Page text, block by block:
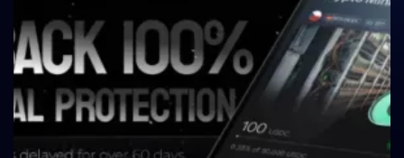
Crypto P2P Lending vs. Traditional P2P Lending:
A 2026 Comparison